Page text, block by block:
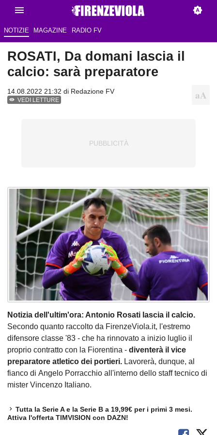
NOTIZIE MAGAZINE RADIO FV
ROSATI, Da domani lascia il
calcio: sarà preparatore
14.08.2022 21:32 di Redazione FV
VEDI LETTURE
Notizia dell'ultim'ora: Antonio Rosati lascia il calcio.
Secondo quanto raccolto da FirenzeViola.it, l'estremo
difensore classe '83 - che ha rinnovato a inizio luglio il
proprio contratto con la Fiorentina - diventerà il vice
preparatore atletico dei portieri. Lavorerà, dunque, al
fianco di Angelo Porracchio all'interno dello staff tecnico di
mister Vincenzo Italiano.
Tutta la Serie A e la Serie B a 19,99€ per i primi 3 mesi.
Attiva l'offerta TIMVISION con DAZN!